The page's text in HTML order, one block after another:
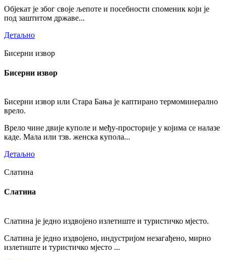
Објекат је због своје љепоте и посебности споменик који је
под заштитом државе...
Детаљно
Бисерни извор
Бисерни извор
Бисерни извор или Стара Бања је каптирано термоминерално
врело.
Врело чине двије куполе и међу-просторије у којима се налазе
каде. Мала или тзв. женска купола...
Детаљно
Слатина
Слатина
Слатина је једно издвојено излетиште и туристичко мјесто.
Слатина је једно издвојено, индустријом незагађено, мирно
излетиште и туристичко мјесто ...